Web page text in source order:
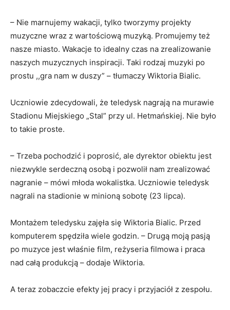
– Nie marnujemy wakacji, tylko tworzymy projekty
muzyczne wraz z wartościową muzyką. Promujemy też
nasze miasto. Wakacje to idealny czas na zrealizowanie
naszych muzycznych inspiracji. Taki rodzaj muzyki po
prostu ,,gra nam w duszy” – tłumaczy Wiktoria Bialic.
Uczniowie zdecydowali, że teledysk nagrają na murawie
Stadionu Miejskiego „Stal” przy ul. Hetmańskiej. Nie było
to takie proste.
– Trzeba pochodzić i poprosić, ale dyrektor obiektu jest
niezwykle serdeczną osobą i pozwolił nam zrealizować
nagranie – mówi młoda wokalistka. Uczniowie teledysk
nagrali na stadionie w minioną sobotę (23 lipca).
Montażem teledysku zajęła się Wiktoria Bialic. Przed
komputerem spędziła wiele godzin. – Drugą moją pasją
po muzyce jest właśnie film, reżyseria filmowa i praca
nad całą produkcją – dodaje Wiktoria.
A teraz zobaczcie efekty jej pracy i przyjaciół z zespołu.